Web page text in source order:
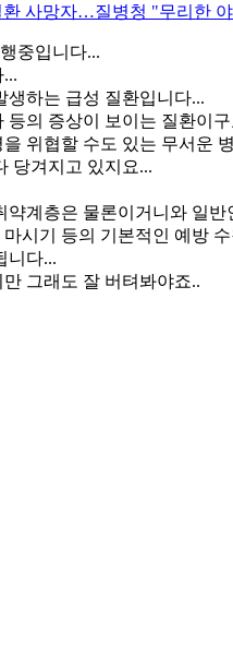
사망자…질병청 "무리한
중입니다...
생하는 급성 질환입니다...
등의 증상이 보이는 질환이구
위협할 수도 있는 무서운
당겨지고 있지요...
계층은 물론이거니와 일
시기 등의 기본적인 예방
니다...
그래도 잘 버텨봐야죠..